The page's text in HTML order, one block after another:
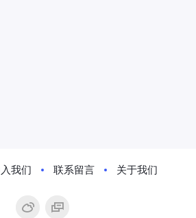
我们 联系留言 关于我们